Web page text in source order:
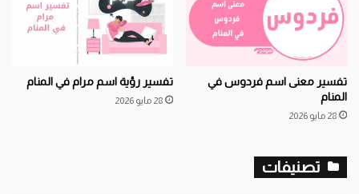
تفسير معنى اسم فردوس في
المنام
28 مايو 2026
تفسير رؤية اسم مرام في المنام
28 مايو 2026
تصنيفات